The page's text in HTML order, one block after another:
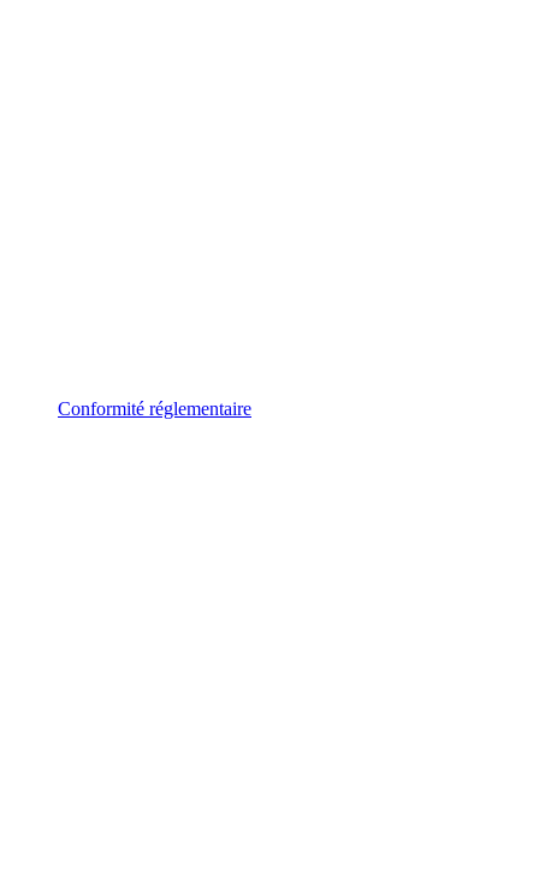
Conformité réglementaire